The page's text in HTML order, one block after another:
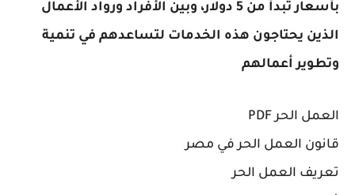
بأسعار تبدأ من 5 دولار، وبين الأفراد ورواد الأعمال
الذين يحتاجون هذه الخدمات لتساعدهم في تنمية
وتطوير أعمالهم
العمل الحر PDF
قانون العمل الحر في مصر
تعريف العمل الحر